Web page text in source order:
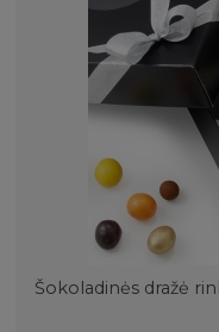
Šokoladinės dražė